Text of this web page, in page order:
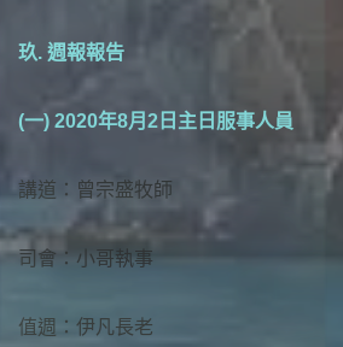
玖. 週報報告
(一) 2020年8月2日主日服事人員
講道：曾宗盛牧師
司會：小哥執事
值週：伊凡長老